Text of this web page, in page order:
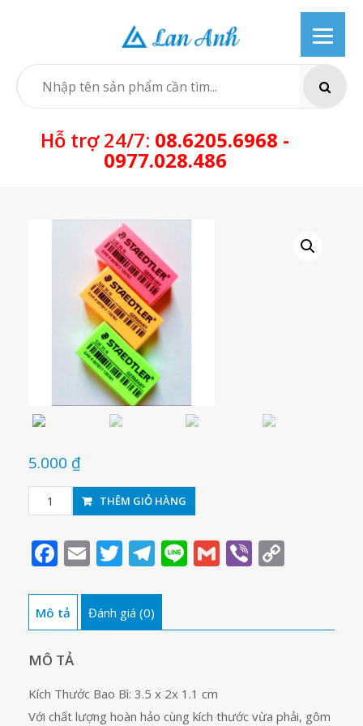
SEARCH
Hỗ trợ 24/7: 08.6205.6968 -
0977.028.486
5.000 ₫
Tẩy
bút
Staedtler
35N
số
THÊM GIỎ HÀNG
Facebook
EmailTwitter
Telegram
LineGmail
Viber
Mô tả Đánh giá (0)
MÔ TẢ
Kích Thước Bao Bì: 3.5 x 2x 1.1 cm
Với chất lượng hoàn hảo cùng kích thước vừa phải, gôm